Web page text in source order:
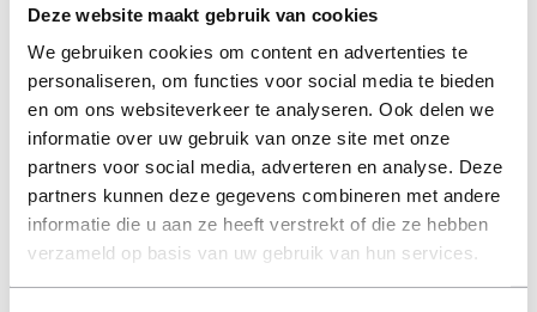
Deze website maakt gebruik van cookies
We gebruiken cookies om content en advertenties te
personaliseren, om functies voor social media te bieden
en om ons websiteverkeer te analyseren. Ook delen we
informatie over uw gebruik van onze site met onze
partners voor social media, adverteren en analyse. Deze
partners kunnen deze gegevens combineren met andere
informatie die u aan ze heeft verstrekt of die ze hebben
verzameld op basis van uw gebruik van hun services.
deze door ons getest en heeft het een A-grade conditie
(tenzij anders aangegeven). Bij Refurbished artikelen zijn
kabels, software media en handleidingen niet inbegrepen
(tenzij anders aangegeven).
Let goed op de productbeschrijving en neem bij vragen
contact op met ons.